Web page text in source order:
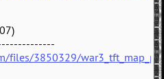
files/3850329/